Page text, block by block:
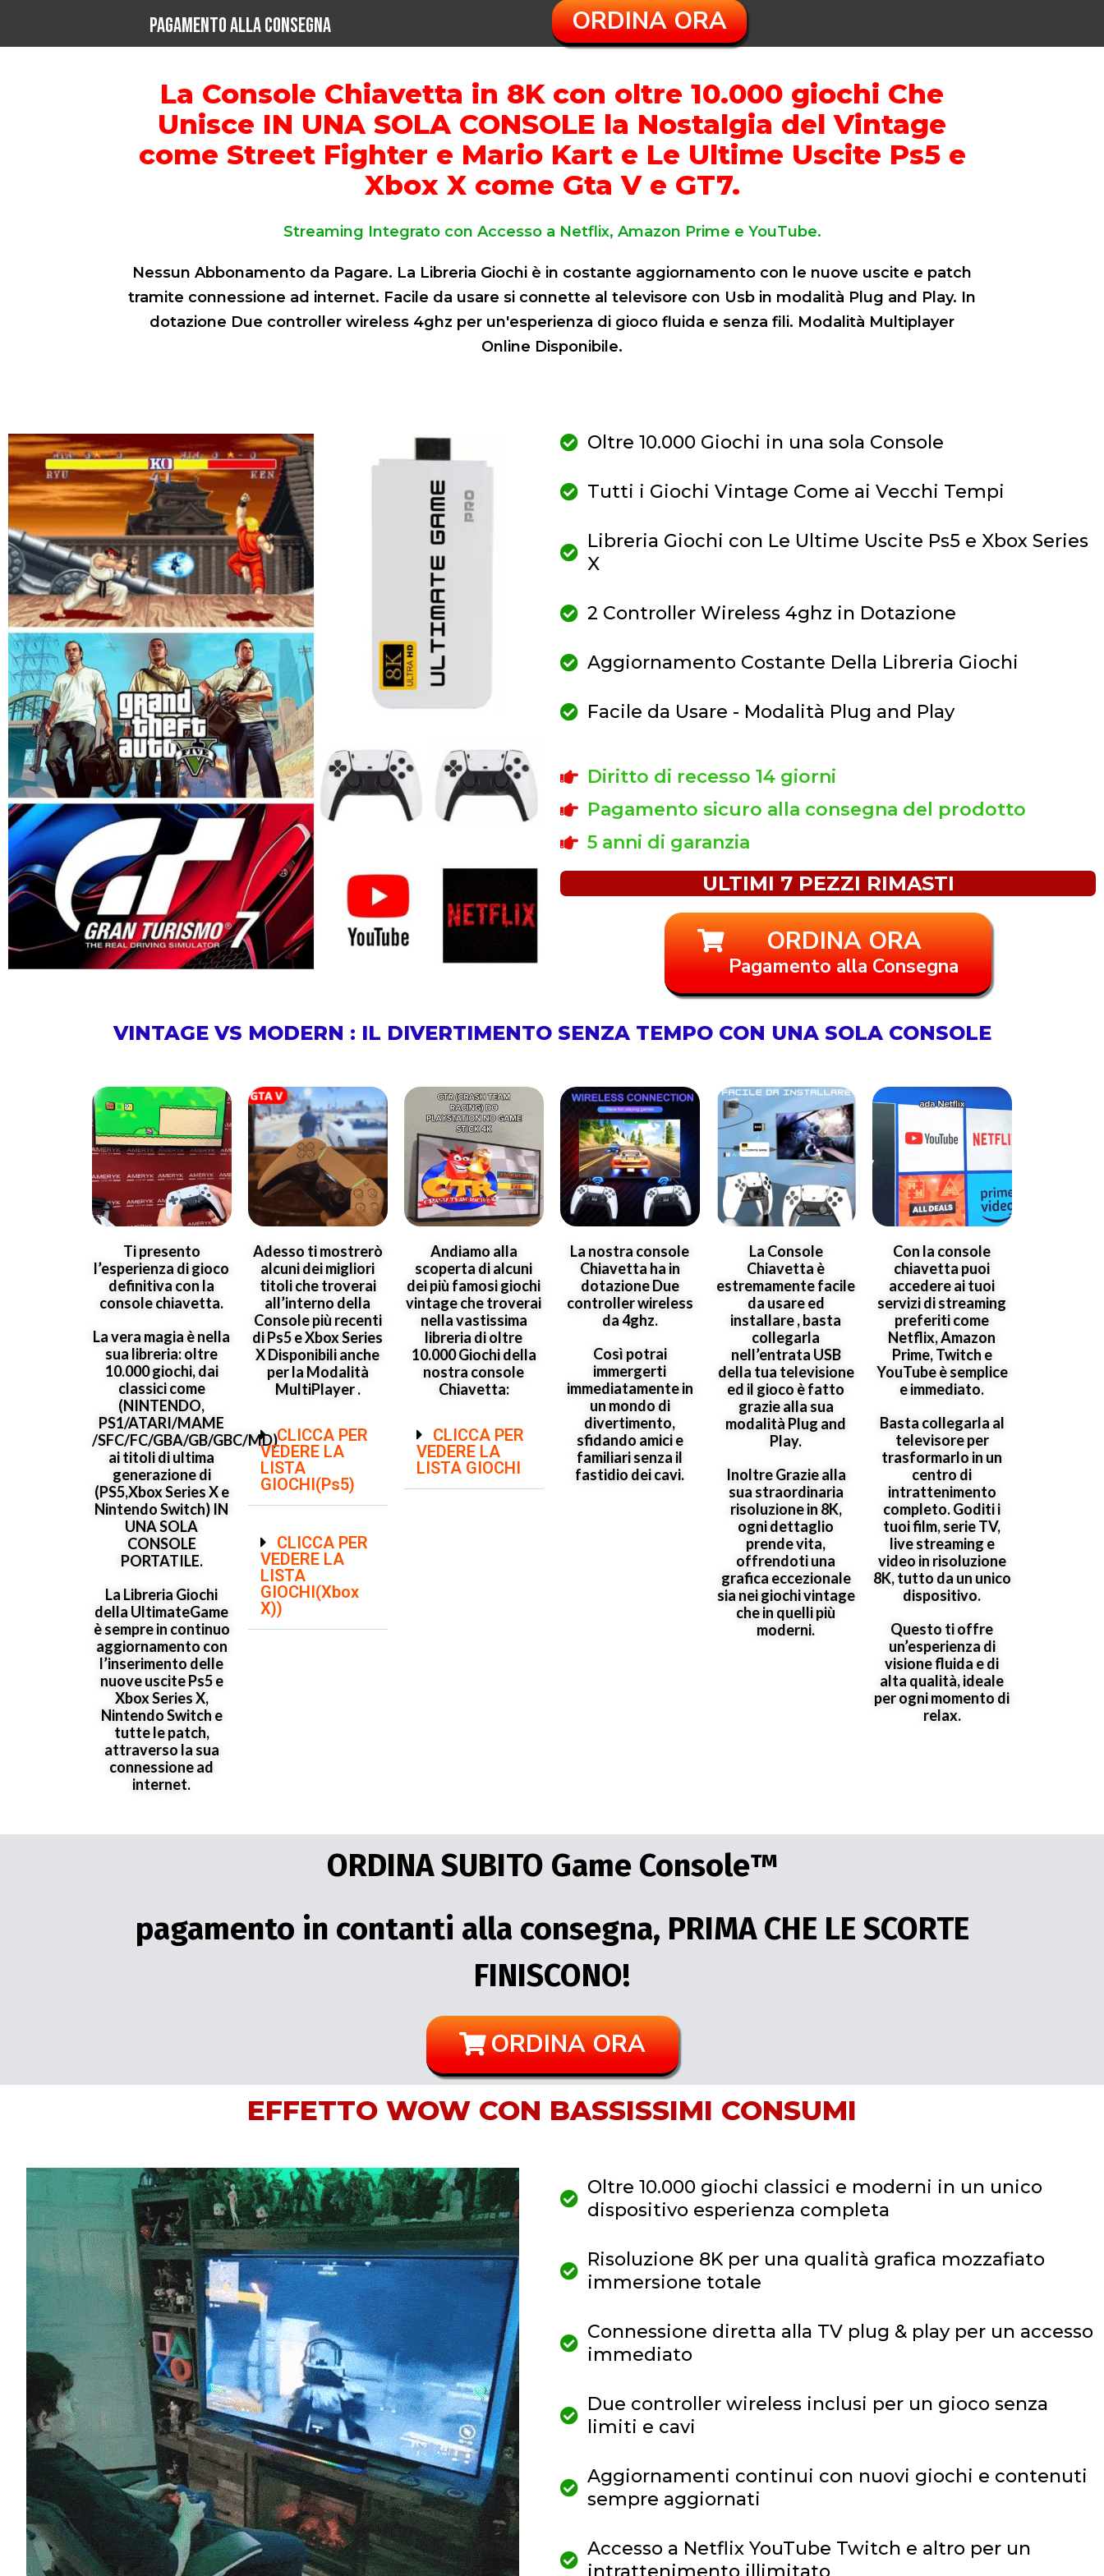
PAGAMENTO ALLA CONSEGNA ORDINA ORA
La Console Chiavetta in 8K con oltre 10.000 giochi Che
Unisce IN UNA SOLA CONSOLE la Nostalgia del Vintage
come Street Fighter e Mario Kart e Le Ultime Uscite Ps5 e
Xbox X come Gta V e GT7.
Streaming Integrato con Accesso a Netflix, Amazon Prime e YouTube.
Nessun Abbonamento da Pagare. La Libreria Giochi è in costante aggiornamento con le nuove uscite e patch
tramite connessione ad internet. Facile da usare si connette al televisore con Usb in modalità Plug and Play. In
dotazione Due controller wireless 4ghz per un'esperienza di gioco fluida e senza fili. Modalità Multiplayer
Online Disponibile.
Oltre 10.000 Giochi in una sola Console
Tutti i Giochi Vintage Come ai Vecchi Tempi
Libreria Giochi con Le Ultime Uscite Ps5 e Xbox Series
X
2 Controller Wireless 4ghz in Dotazione
Aggiornamento Costante Della Libreria Giochi
Facile da Usare - Modalità Plug and Play
Diritto di recesso 14 giorni
Pagamento sicuro alla consegna del prodotto
5 anni di garanzia
ULTIMI 7 PEZZI RIMASTI
ORDINA ORA
Pagamento alla Consegna
VINTAGE VS MODERN : IL DIVERTIMENTO SENZA TEMPO CON UNA SOLA CONSOLE
Ti presento
l’esperienza di gioco
definitiva con la
console chiavetta.
La vera magia è nella
sua libreria: oltre
10.000 giochi, dai
classici come
(NINTENDO,
PS1/ATARI/MAME
/SFC/FC/GBA/GB/GBC/MD)
ai titoli di ultima
generazione di
(PS5,Xbox Series X e
Nintendo Switch) IN
UNA SOLA
CONSOLE
PORTATILE.
La Libreria Giochi
della UltimateGame
è sempre in continuo
aggiornamento con
l’inserimento delle
nuove uscite Ps5 e
Xbox Series X,
Nintendo Switch e
tutte le patch,
attraverso la sua
connessione ad
internet.
Adesso ti mostrerò
alcuni dei migliori
titoli che troverai
all’interno della
Console più recenti
di Ps5 e Xbox Series
X Disponibili anche
per la Modalità
MultiPlayer .
CLICCA PER
VEDERE LA
LISTA
GIOCHI(Ps5)
CLICCA PER
VEDERE LA
LISTA
GIOCHI(Xbox
X))
Andiamo alla
scoperta di alcuni
dei più famosi giochi
vintage che troverai
nella vastissima
libreria di oltre
10.000 Giochi della
nostra console
Chiavetta:
CLICCA PER
VEDERE LA
LISTA GIOCHI
La nostra console
Chiavetta ha in
dotazione Due
controller wireless
da 4ghz.
Così potrai
immergerti
immediatamente in
un mondo di
divertimento,
sfidando amici e
familiari senza il
fastidio dei cavi.
La Console
Chiavetta è
estremamente facile
da usare ed
installare , basta
collegarla
nell’entrata USB
della tua televisione
ed il gioco è fatto
grazie alla sua
modalità Plug and
Play.
Inoltre Grazie alla
sua straordinaria
risoluzione in 8K,
ogni dettaglio
prende vita,
offrendoti una
grafica eccezionale
sia nei giochi vintage
che in quelli più
moderni.
Con la console
chiavetta puoi
accedere ai tuoi
servizi di streaming
preferiti come
Netflix, Amazon
Prime, Twitch e
YouTube è semplice
e immediato.
Basta collegarla al
televisore per
trasformarlo in un
centro di
intrattenimento
completo. Goditi i
tuoi film, serie TV,
live streaming e
video in risoluzione
8K, tutto da un unico
dispositivo.
Questo ti offre
un’esperienza di
visione fluida e di
alta qualità, ideale
per ogni momento di
relax.
ORDINA SUBITO Game Console™️
pagamento in contanti alla consegna, PRIMA CHE LE SCORTE
FINISCONO!
ORDINA ORA
EFFETTO WOW CON BASSISSIMI CONSUMI
Oltre 10.000 giochi classici e moderni in un unico
dispositivo esperienza completa
Risoluzione 8K per una qualità grafica mozzafiato
immersione totale
Connessione diretta alla TV plug & play per un accesso
immediato
Due controller wireless inclusi per un gioco senza
limiti e cavi
Aggiornamenti continui con nuovi giochi e contenuti
sempre aggiornati
Accesso a Netflix YouTube Twitch e altro per un
intrattenimento illimitato